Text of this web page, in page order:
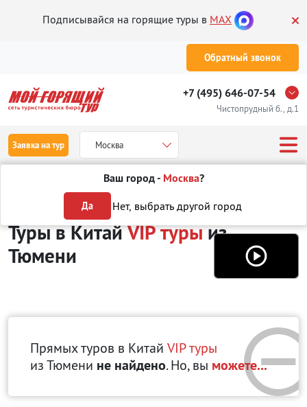
Подписывайся на горящие туры в MAX
Обратный звонок
+7 (495) 646-07-54
Чистопрудный б., д.1
Заявка на тур Москва
Ваш город - Москва?
Да Нет, выбрать другой город
Отдых в Китае VIP туры
Туры в КитайVIP турыиз
Тюмени
Прямых туров в Китай VIP туры
из Тюмени не найдено. Но, вы можете...